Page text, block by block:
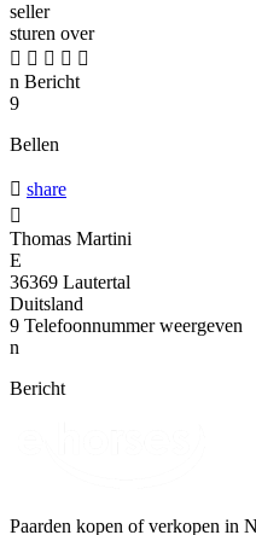
seller
sturen over
    
n Bericht
9
Bellen
 share

Thomas Martini
E
36369 Lautertal
Duitsland
9 Telefoonnummer weergeven
n
Bericht
Paarden kopen of verkopen in